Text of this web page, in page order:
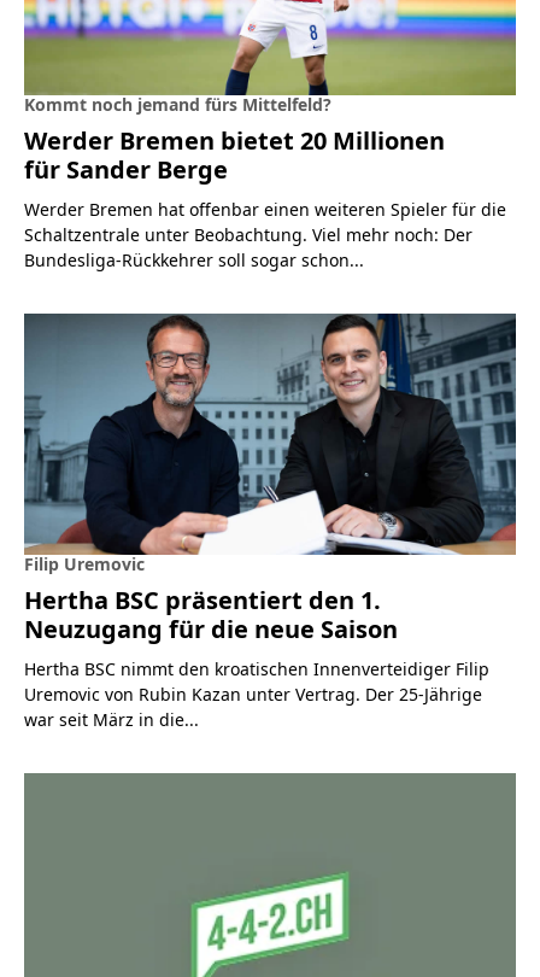
Kommt noch jemand fürs Mittelfeld?
Werder Bremen bietet 20 Millionen
für Sander Berge
Werder Bremen hat offenbar einen weiteren Spieler für die
Schaltzentrale unter Beobachtung. Viel mehr noch: Der
Bundesliga-Rückkehrer soll sogar schon...
Filip Uremovic
Hertha BSC präsentiert den 1.
Neuzugang für die neue Saison
Hertha BSC nimmt den kroatischen Innenverteidiger Filip
Uremovic von Rubin Kazan unter Vertrag. Der 25-Jährige
war seit März in die...